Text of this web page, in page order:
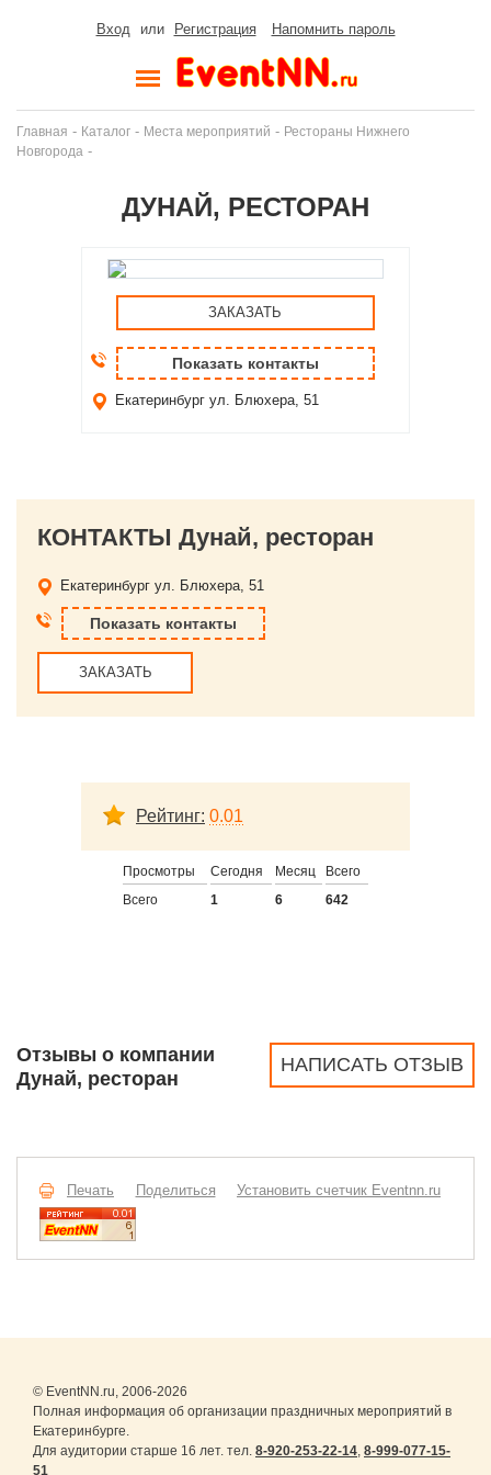
Вход или Регистрация Напомнить пароль
Главная - Каталог - Места мероприятий - Рестораны Нижнего
Новгорода -
ДУНАЙ, РЕСТОРАН
ЗАКАЗАТЬ
Показать контакты
Екатеринбург ул. Блюхера, 51
КОНТАКТЫ Дунай, ресторан
Екатеринбург ул. Блюхера, 51
Показать контакты
ЗАКАЗАТЬ
Рейтинг: 0.01
Просмотры Сегодня Месяц
Всего
Всего
1 6 642
НАПИСАТЬ ОТЗЫВ
Отзывы о компании
Дунай, ресторан
Печать Поделиться Установить счетчик Eventnn.ru
© EventNN.ru, 2006-2026
Полная информация об организации праздничных мероприятий в
Екатеринбурге.
Для аудитории старше 16 лет. тел. 8-920-253-22-14 8-999-077-15-
51